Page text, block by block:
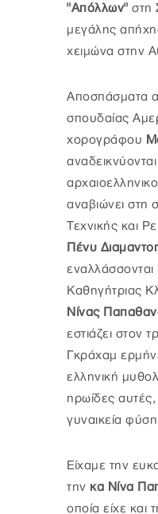
"Απόλλων" στη
μεγάλης
χειμώνα στην
Αποσπάσματα
σπουδαίας
χορογράφου
αναβιώνει στη
Τεχνικής και
Πένυ
Καθηγήτριας
Νίνας
εστιάζει στον
Γκράχαμ
ελληνική
ηρωίδες
γυναικεία
Είχαμε την
την κα Νίνα
οποία είχε και